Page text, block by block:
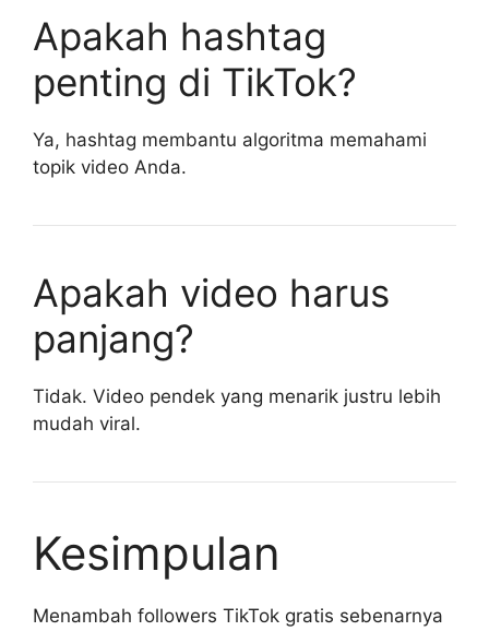
Apakah hashtag
penting di TikTok?
Ya, hashtag membantu algoritma memahami
topik video Anda.
Apakah video harus
panjang?
Tidak. Video pendek yang menarik justru lebih
mudah viral.
Kesimpulan
Menambah followers TikTok gratis sebenarnya